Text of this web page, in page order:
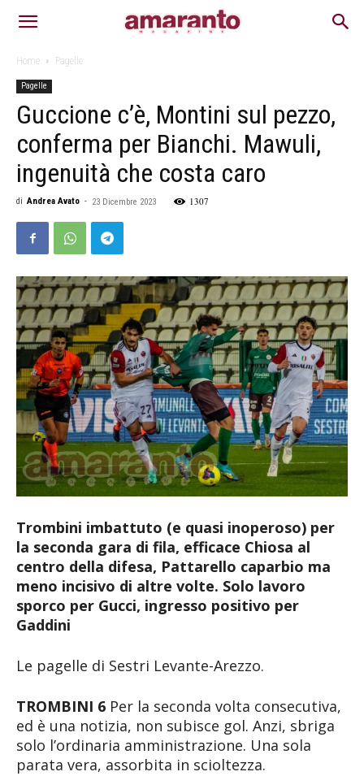
Home Pagelle
Pagelle
Guccione c’è, Montini sul pezzo,
conferma per Bianchi. Mawuli,
ingenuità che costa caro
di Andrea Avato - 23 Dicembre 2023 1307
Trombini imbattuto (e quasi inoperoso) per
la seconda gara di fila, efficace Chiosa al
centro della difesa, Pattarello caparbio ma
meno incisivo di altre volte. Solo lavoro
sporco per Gucci, ingresso positivo per
Gaddini
Le pagelle di Sestri Levante-Arezzo.
TROMBINI 6 Per la seconda volta consecutiva,
ed è una notizia, non subisce gol. Anzi, sbriga
solo l’ordinaria amministrazione. Una sola
parata vera, assorbita in scioltezza.